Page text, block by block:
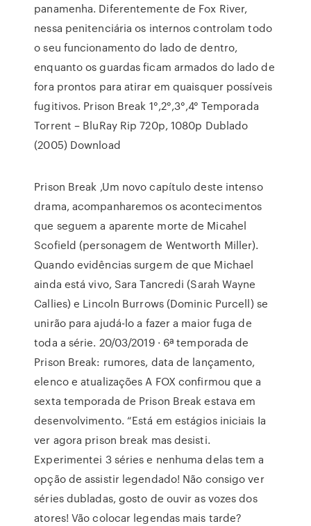
panamenha. Diferentemente de Fox River,
nessa penitenciária os internos controlam todo
o seu funcionamento do lado de dentro,
enquanto os guardas ficam armados do lado de
fora prontos para atirar em quaisquer possíveis
fugitivos. Prison Break 1°,2°,3°,4° Temporada
Torrent – BluRay Rip 720p, 1080p Dublado
(2005) Download
Prison Break ,Um novo capítulo deste intenso
drama, acompanharemos os acontecimentos
que seguem a aparente morte de Micahel
Scofield (personagem de Wentworth Miller).
Quando evidências surgem de que Michael
ainda está vivo, Sara Tancredi (Sarah Wayne
Callies) e Lincoln Burrows (Dominic Purcell) se
unirão para ajudá-lo a fazer a maior fuga de
toda a série. 20/03/2019 · 6ª temporada de
Prison Break: rumores, data de lançamento,
elenco e atualizações A FOX confirmou que a
sexta temporada de Prison Break estava em
desenvolvimento. “Está em estágios iniciais Ia
ver agora prison break mas desisti.
Experimentei 3 séries e nenhuma delas tem a
opção de assistir legendado! Não consigo ver
séries dubladas, gosto de ouvir as vozes dos
atores! Vão colocar legendas mais tarde?